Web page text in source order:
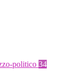
politico 34